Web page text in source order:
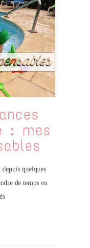
: mes
quelques
de temps en